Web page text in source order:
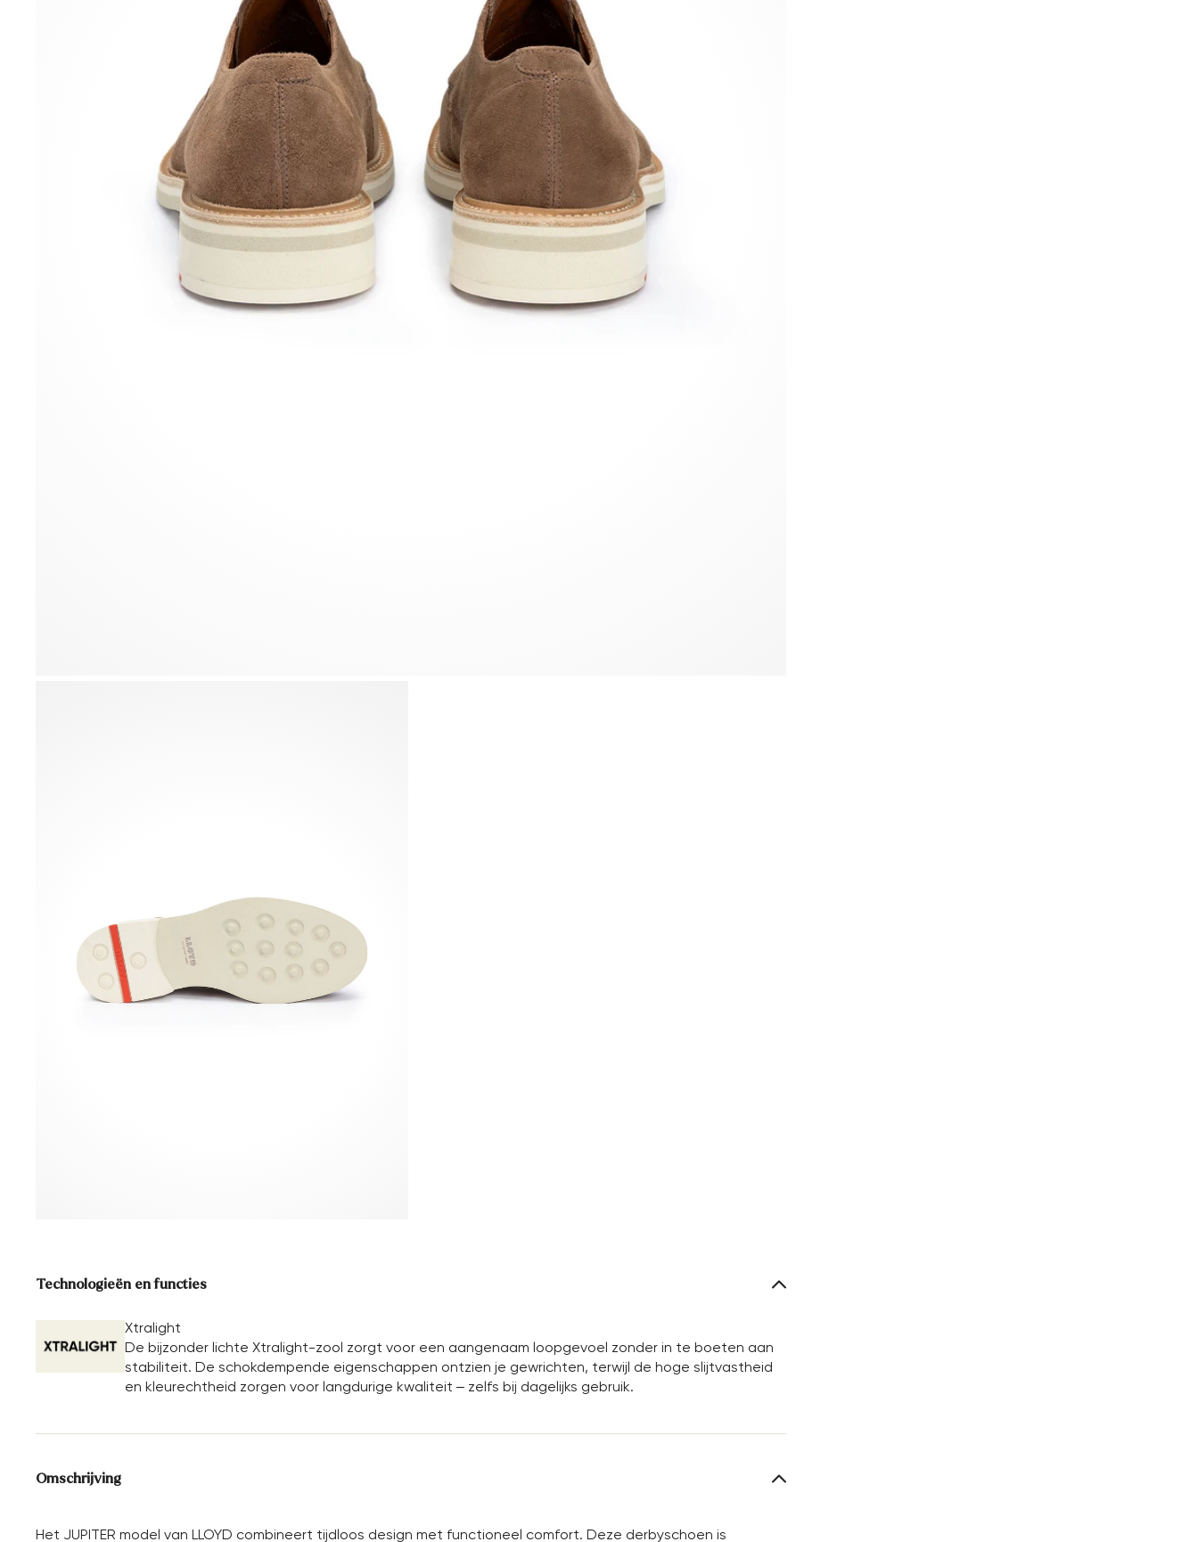
Technologieën en functies
Xtralight
De bijzonder lichte Xtralight-zool zorgt voor een aangenaam loopgevoel zonder in te boeten aan
stabiliteit. De schokdempende eigenschappen ontzien je gewrichten, terwijl de hoge slijtvastheid
en kleurechtheid zorgen voor langdurige kwaliteit – zelfs bij dagelijks gebruik.
Omschrijving
Het JUPITER model van LLOYD combineert tijdloos design met functioneel comfort. Deze derbyschoen is